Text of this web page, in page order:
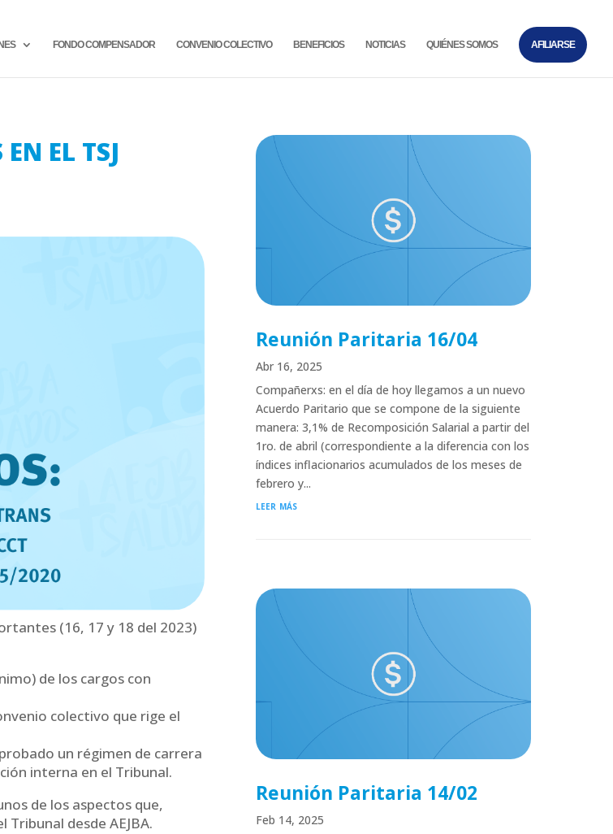
FONDO COMPENSADOR CONVENIO COLECTIVO BENEFICIOS NOTICIAS QUIÉNES SOMOS AFILIARSE
EL TSJ
(16, 17 y 18 del 2023)
de los cargos con
colectivo que rige el
un régimen de carrera
interna en el Tribunal.
de los aspectos que,
desde AEJBA.
Reunión Paritaria 16/04
Abr 16, 2025
Compañerxs: en el día de hoy llegamos a un nuevo
Acuerdo Paritario que se compone de la siguiente
manera: 3,1% de Recomposición Salarial a partir del
1ro. de abril (correspondiente a la diferencia con los
índices inflacionarios acumulados de los meses de
febrero y...
leer más
Reunión Paritaria 14/02
Feb 14, 2025